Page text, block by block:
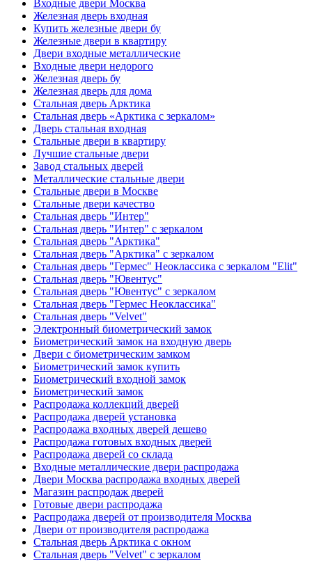
Входные двери Москва
Железная дверь входная
Купить железные двери бу
Железные двери в квартиру
Двери входные металлические
Входные двери недорого
Железная дверь бу
Железная дверь для дома
Стальная дверь Арктика
Стальная дверь «Арктика с зеркалом»
Дверь стальная входная
Стальные двери в квартиру
Лучшие стальные двери
Завод стальных дверей
Металлические стальные двери
Стальные двери в Москве
Стальные двери качество
Стальная дверь "Интер"
Стальная дверь "Интер" с зеркалом
Стальная дверь "Арктика"
Стальная дверь "Арктика" с зеркалом
Стальная дверь "Гермес" Неоклассика с зеркалом "Elit"
Стальная дверь "Ювентус"
Стальная дверь "Ювентус" с зеркалом
Стальная дверь "Гермес Неоклассика"
Стальная дверь "Velvet"
Электронный биометрический замок
Биометрический замок на входную дверь
Двери с биометрическим замком
Биометрический замок купить
Биометрический входной замок
Биометрический замок
Распродажа коллекций дверей
Распродажа дверей установка
Распродажа входных дверей дешево
Распродажа готовых входных дверей
Распродажа дверей со склада
Входные металлические двери распродажа
Двери Москва распродажа входных дверей
Магазин распродаж дверей
Готовые двери распродажа
Распродажа дверей от производителя Москва
Двери от производителя распродажа
Стальная дверь Арктика с окном
Стальная дверь "Velvet" с зеркалом